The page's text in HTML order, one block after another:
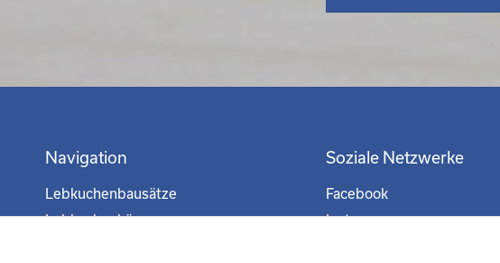
Navigation
Lebkuchenbausätze
Lebkuchenhäuser
Soziale Netzwerke
Facebook
Instagram